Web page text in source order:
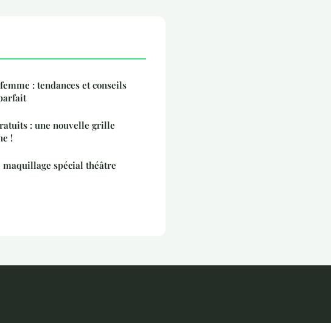
: tendances et conseils
: une nouvelle grille
!
maquillage spécial théâtre